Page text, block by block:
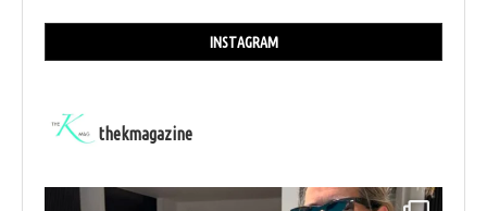
INSTAGRAM
thekmagazine